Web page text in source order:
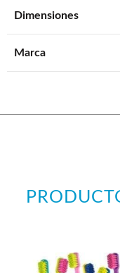
Dimensiones
Marca